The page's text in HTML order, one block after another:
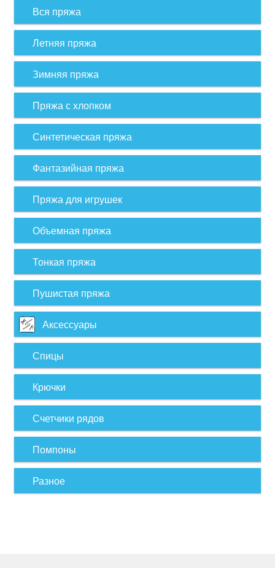
Вся пряжа
Летняя пряжа
Зимняя пряжа
Пряжа с хлопком
Синтетическая пряжа
Фантазийная пряжа
Пряжа для игрушек
Объемная пряжа
Тонкая пряжа
Пушистая пряжа
Аксессуары
Спицы
Крючки
Счетчики рядов
Помпоны
Разное